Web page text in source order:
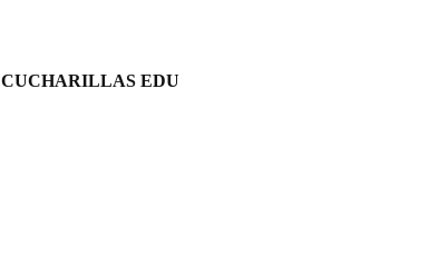
CUCHARILLAS EDU